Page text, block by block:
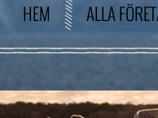
HEM ALLA